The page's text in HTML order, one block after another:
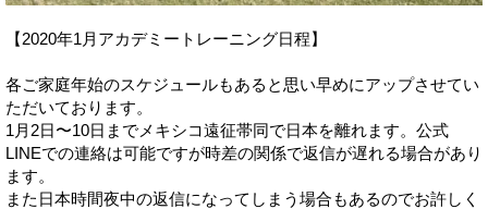
【2020年1月アカデミートレーニング日程】
各ご家庭年始のスケジュールもあると思い早めにアップさせてい
ただいております。
1月2日〜10日までメキシコ遠征帯同で日本を離れます。公式
LINEでの連絡は可能ですが時差の関係で返信が遅れる場合があり
ます。
また日本時間夜中の返信になってしまう場合もあるのでお許しく